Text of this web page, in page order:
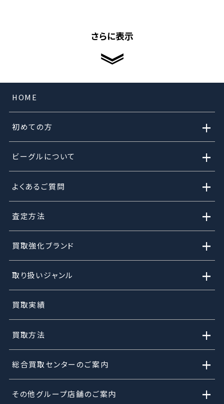
さらに表示
HOME
初めての方 +
ビーグルについて +
よくあるご質問 +
査定方法 +
買取強化ブランド +
取り扱いジャンル +
買取実績
買取方法 +
総合買取センターのご案内 +
その他グループ店舗のご案内 +